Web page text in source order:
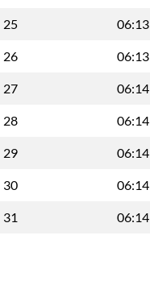
25 06:13
26 06:13
27 06:14
28 06:14
29 06:14
30 06:14
31 06:14